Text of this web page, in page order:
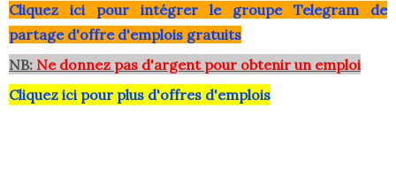
Cliquez ici pour intégrer le groupe Telegram de
partage d'offre d'emplois gratuits
NB: Ne donnez pas d'argent pour obtenir un emploi
Cliquez ici pour plus d'offres d'emplois